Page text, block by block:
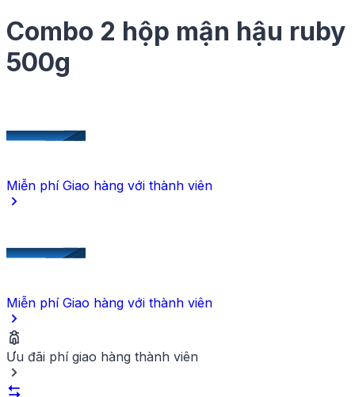
Nguồn gốc
VIETNAM
Đơn vị
HỘP
5 ngày kể từ ngày sản xuất
Cách sử dụng
Ăn trực tiếp.
Combo 2 hộp mận hậu ruby
500g
Miễn phí Giao hàng với thành viên
Miễn phí Giao hàng với thành viên
Ưu đãi phí giao hàng thành viên